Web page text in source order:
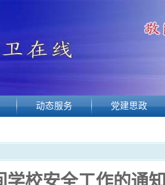
动态服务 党建思政